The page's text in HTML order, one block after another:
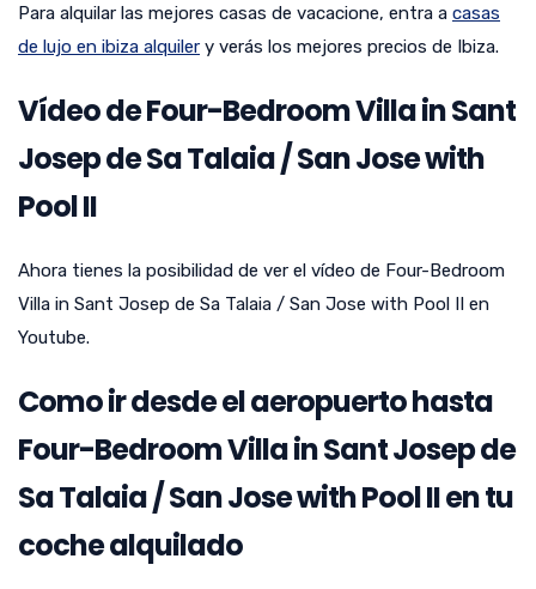
Para alquilar las mejores casas de vacacione, entra a casas
de lujo en ibiza alquiler y verás los mejores precios de Ibiza.
Vídeo de Four-Bedroom Villa in Sant
Josep de Sa Talaia / San Jose with
Pool II
Ahora tienes la posibilidad de ver el vídeo de Four-Bedroom
Villa in Sant Josep de Sa Talaia / San Jose with Pool II en
Youtube.
Como ir desde el aeropuerto hasta
Four-Bedroom Villa in Sant Josep de
Sa Talaia / San Jose with Pool II en tu
coche alquilado